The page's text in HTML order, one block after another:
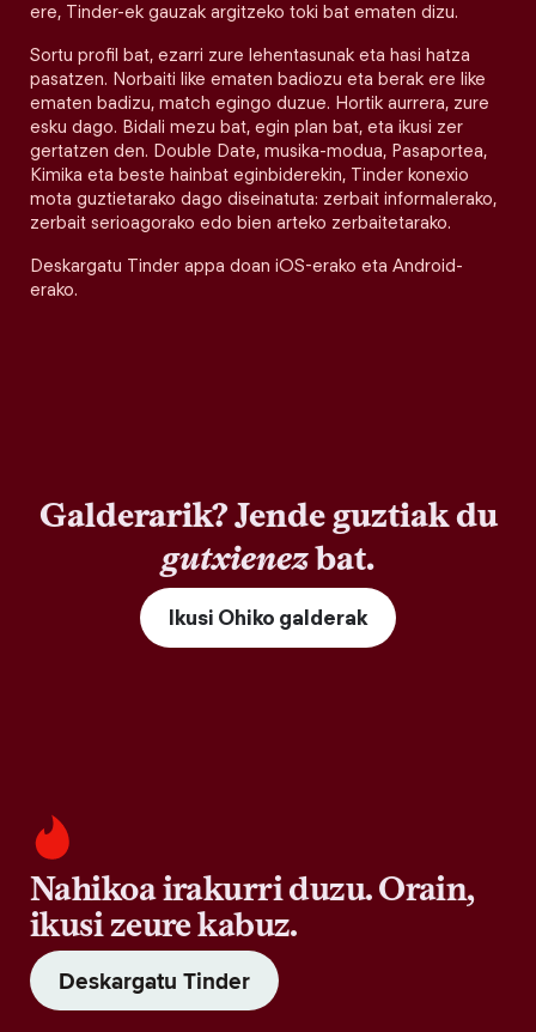
ere, Tinder-ek gauzak argitzeko toki bat ematen dizu.
Sortu profil bat, ezarri zure lehentasunak eta hasi hatza
pasatzen. Norbaiti like ematen badiozu eta berak ere like
ematen badizu, match egingo duzue. Hortik aurrera, zure
esku dago. Bidali mezu bat, egin plan bat, eta ikusi zer
gertatzen den. Double Date, musika-modua, Pasaportea,
Kimika eta beste hainbat eginbiderekin, Tinder konexio
mota guztietarako dago diseinatuta: zerbait informalerako,
zerbait serioagorako edo bien arteko zerbaitetarako.
Deskargatu Tinder appa doan iOS-erako eta Android-
erako.
Galderarik? Jende guztiak du
gutxienezbat.
Ikusi Ohiko galderak
Nahikoa irakurri duzu. Orain,
ikusi zeure kabuz.
Deskargatu Tinder